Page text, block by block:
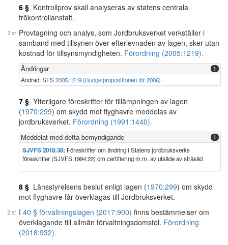
6 § Kontrollprov skall analyseras av statens centrala
frökontrollanstalt.
Provtagning och analys, som Jordbruksverket verkställer i
samband med tillsynen över efterlevnaden av lagen, sker utan
kostnad för tillsynsmyndigheten. Förordning (2005:1219).
Ändringar 1
Ändrad: SFS2005:1219 (Budgetpropositionen för 2006)
7 § Ytterligare föreskrifter för tillämpningen av lagen
(1970:299) om skydd mot flyghavre meddelas av
jordbruksverket. Förordning (1991:1440).
Meddelat med detta bemyndigande 1
SJVFS 2018:38: Föreskrifter om ändring i Statens jordbruksverks
föreskrifter (SJVFS 1994:22) om certifiering m.m. av utsäde av stråsäd
8 § Länsstyrelsens beslut enligt lagen (1970:299) om skydd
mot flyghavre får överklagas till Jordbruksverket.
I 40 § förvaltningslagen (2017:900) finns bestämmelser om
överklagande till allmän förvaltningsdomstol. Förordning
(2018:932).